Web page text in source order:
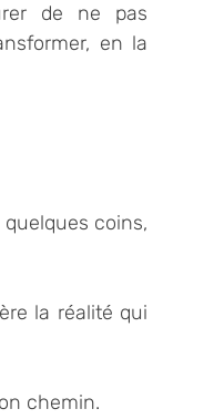
de ne pas
en la
coins,
la réalité qui
chemin.